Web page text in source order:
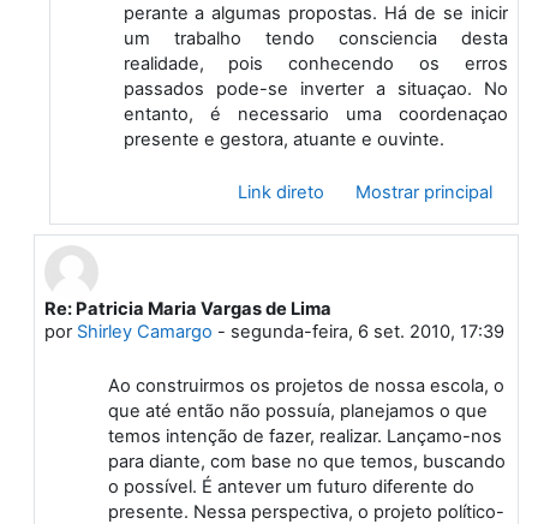
perante a algumas propostas. Há de se inicir
um trabalho tendo consciencia desta
realidade, pois conhecendo os erros
passados pode-se inverter a situaçao. No
entanto, é necessario uma coordenaçao
presente e gestora, atuante e ouvinte.
Link direto Mostrar principal
Em resposta à Primeiro post
Re: Patricia Maria Vargas de Lima
por Shirley Camargo - segunda-feira, 6 set. 2010, 17:39
Ao construirmos os projetos de nossa escola, o
que até então não possuía, planejamos o que
temos intenção de fazer, realizar. Lançamo-nos
para diante, com base no que temos, buscando
o possível. É antever um futuro diferente do
presente. Nessa perspectiva, o projeto político-